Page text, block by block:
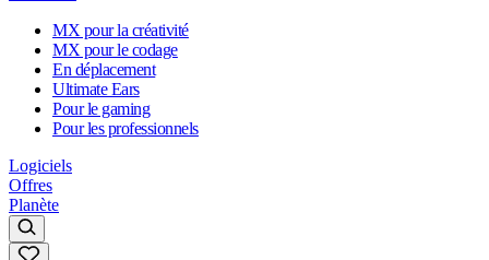
MX pour la créativité
MX pour le codage
En déplacement
Ultimate Ears
Pour le gaming
Pour les professionnels
Logiciels
Offres
Planète